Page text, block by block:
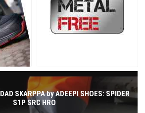
SKARPPA by ADEEPI SHOES: SPIDER
S1P SRC HRO